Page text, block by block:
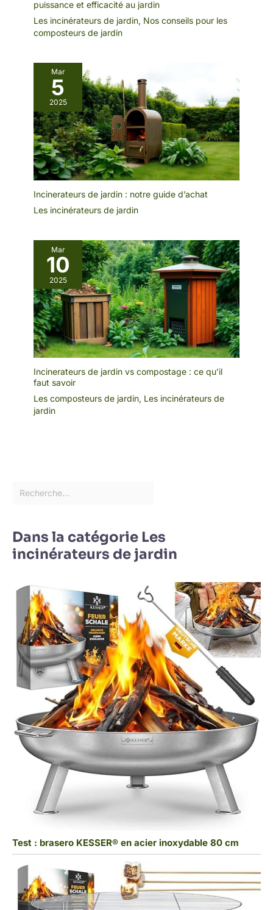
puissance et efficacité au jardin
Les incinérateurs de jardin, Nos conseils pour les
composteurs de jardin
Mar
5
2025
Incinerateurs de jardin : notre guide d’achat
Les incinérateurs de jardin
Mar
10
2025
Incinerateurs de jardin vs compostage : ce qu’il
faut savoir
Les composteurs de jardin, Les incinérateurs de
jardin
Dans la catégorie Les
incinérateurs de jardin
Test : brasero KESSER® en acier inoxydable 80 cm